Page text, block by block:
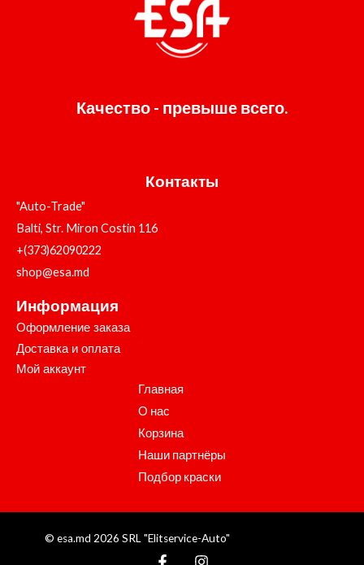
Качество - превыше всего.
Контакты
"Auto-Trade"
Balti, Str. Miron Costin 116
+(373)62090222
shop@esa.md
Информация
Оформление заказа
Доставка и оплата
Мой аккаунт
Главная
О нас
Корзина
Наши партнёры
Подбор краски
© esa.md 2026 SRL "Elitservice-Auto"